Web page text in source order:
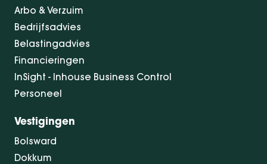
Arbo & Verzuim
Bedrijfsadvies
Belastingadvies
Financieringen
InSight - Inhouse Business Control
Personeel
Vestigingen
Bolsward
Dokkum